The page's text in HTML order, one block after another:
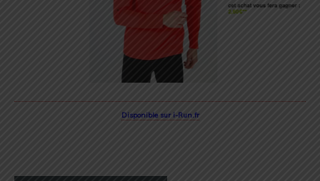
Disponible sur i-Run.fr